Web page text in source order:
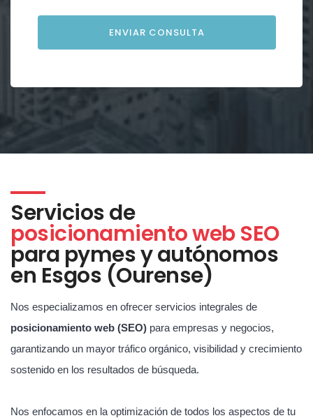
Servicios de
posicionamiento web SEO
para pymes y autónomos
en Esgos (Ourense)
Nos especializamos en ofrecer servicios integrales de
posicionamiento web (SEO) para empresas y negocios,
garantizando un mayor tráfico orgánico, visibilidad y crecimiento
sostenido en los resultados de búsqueda.
Nos enfocamos en la optimización de todos los aspectos de tu